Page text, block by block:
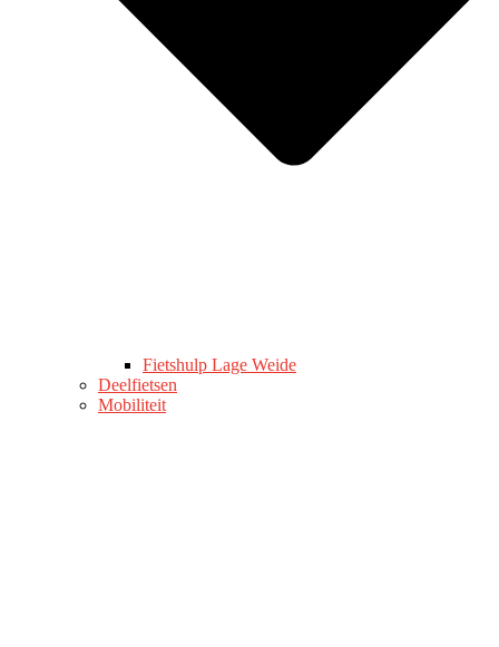
Fietshulp Lage Weide
Deelfietsen
Mobiliteit